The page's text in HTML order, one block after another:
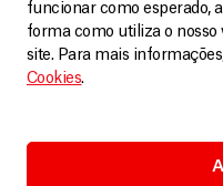
funcionar como esperado,
forma como utiliza o nosso
site. Para mais
Cookies.
A violência sexual na
uma emergência de
Artigos